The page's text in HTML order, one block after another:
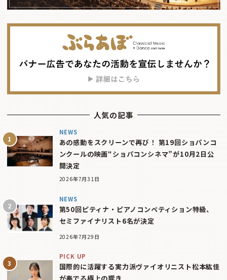
人気の記事
NEWS
あの感動をスクリーンで再び！ 第19回ショパンコ
ンクールの映画“ショパコンシネマ”が10月2日公
開決定
2026年7月31日
NEWS
第50回ピティナ・ピアノコンペティション特級、
セミファイナリスト6名が決定
2026年7月29日
PICK UP
国際的に活躍する実力派ヴァイオリニスト松本紘佳